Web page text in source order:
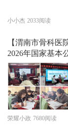
小小杰 2033阅读
【渭南市骨科
2026年国家基本
荣耀小政 7680阅读